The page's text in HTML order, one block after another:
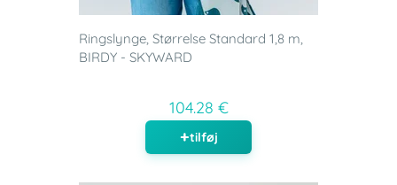
Ringslynge, Størrelse Standard 1,8 m,
BIRDY - SKYWARD
104.28 €
tilføj